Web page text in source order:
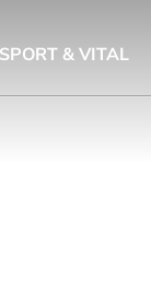
SPORT & VITAL